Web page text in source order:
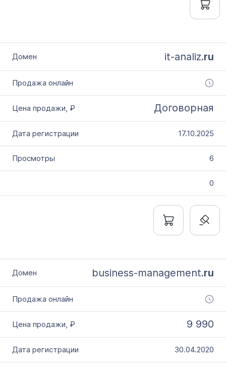
it-analiz.ru
Договорная
17.10.2025
6
0
business-management.ru
9 990
30.04.2020